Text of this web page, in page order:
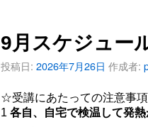
9月スケジュー
投稿日: 2026年7月26日 作成者:
☆受講にあたっての注意事
1 各自、自宅で検温して発